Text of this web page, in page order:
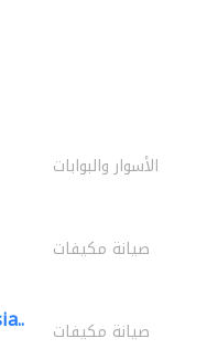
الأسوار والبوابات
صيانة مكيفات
صيانة مكيفات